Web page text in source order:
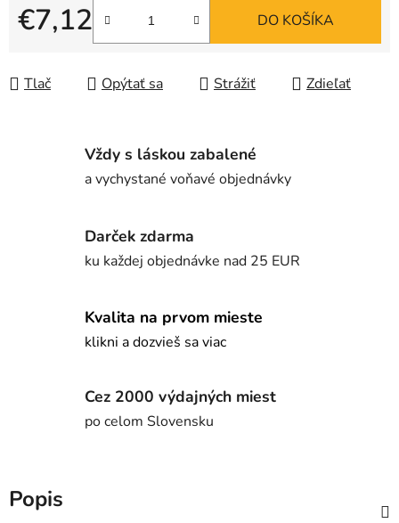
€7,12
Jednotková cena:
DO KOŠÍKA
Tlač Opýtať sa Strážiť Zdieľať
Vždy s láskou zabalené
a vychystané voňavé objednávky
Darček zdarma
ku každej objednávke nad 25 EUR
Kvalita na prvom mieste
klikni a dozvieš sa viac
Cez 2000 výdajných miest
po celom Slovensku
Popis